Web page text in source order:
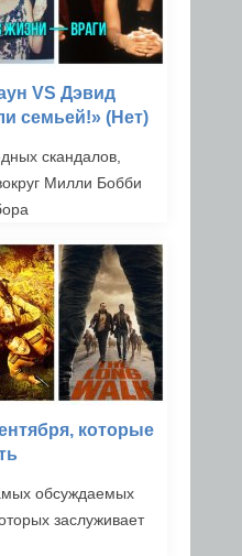
VS Дэвид
семьей!» (Нет)
скандалов,
Милли Бобби
которые
обсуждаемых
заслуживает